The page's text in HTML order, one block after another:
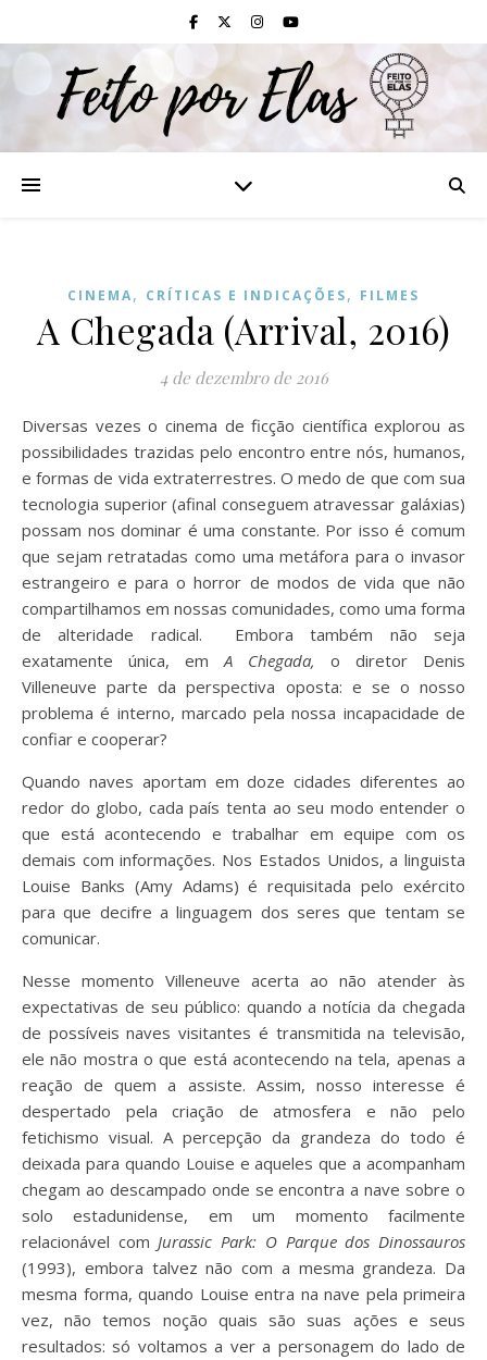
CINEMA, CRÍTICAS E INDICAÇÕES, FILMES
A Chegada (Arrival, 2016)
4 de dezembro de 2016
Diversas vezes o cinema de ficção científica explorou as
possibilidades trazidas pelo encontro entre nós, humanos,
e formas de vida extraterrestres. O medo de que com sua
tecnologia superior (afinal conseguem atravessar galáxias)
possam nos dominar é uma constante. Por isso é comum
que sejam retratadas como uma metáfora para o invasor
estrangeiro e para o horror de modos de vida que não
compartilhamos em nossas comunidades, como uma forma
de alteridade radical. Embora também não seja
exatamente única, emA Chegada, o diretor Denis
Villeneuve parte da perspectiva oposta: e se o nosso
problema é interno, marcado pela nossa incapacidade de
confiar e cooperar?
Quando naves aportam em doze cidades diferentes ao
redor do globo, cada país tenta ao seu modo entender o
que está acontecendo e trabalhar em equipe com os
demais com informações. Nos Estados Unidos, a linguista
Louise Banks (Amy Adams) é requisitada pelo exército
para que decifre a linguagem dos seres que tentam se
comunicar.
Nesse momento Villeneuve acerta ao não atender às
expectativas de seu público: quando a notícia da chegada
de possíveis naves visitantes é transmitida na televisão,
ele não mostra o que está acontecendo na tela, apenas a
reação de quem a assiste. Assim, nosso interesse é
despertado pela criação de atmosfera e não pelo
fetichismo visual. A percepção da grandeza do todo é
deixada para quando Louise e aqueles que a acompanham
chegam ao descampado onde se encontra a nave sobre o
solo estadunidense, em um momento facilmente
relacionável comJurassic Park: O Parque dos Dinossauros
(1993), embora talvez não com a mesma grandeza. Da
mesma forma, quando Louise entra na nave pela primeira
vez, não temos noção quais são suas ações e seus
resultados: só voltamos a ver a personagem do lado de